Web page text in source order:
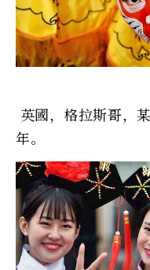
英國，格拉斯哥，
年。